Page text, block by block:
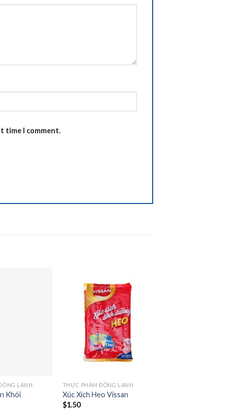
time I comment.
LẠNH
Khói
Add to
wishlist
THỰC PHẨM ĐÔNG LẠNH
Xúc Xích Heo Vissan
$1.50